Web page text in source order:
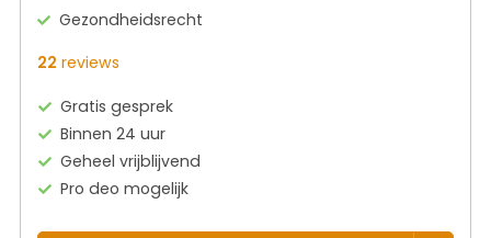
Gezondheidsrecht
22 reviews
Gratis gesprek
Binnen 24 uur
Geheel vrijblijvend
Pro deo mogelijk